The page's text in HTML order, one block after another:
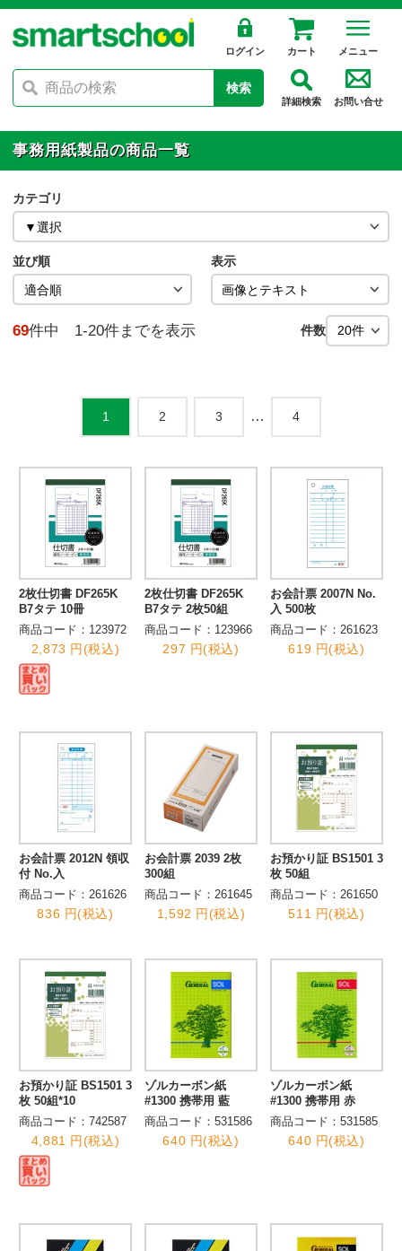
ログイン カート メニュー
検索
詳細検索 お問い合せ
事務用紙製品の商品一覧
カテゴリ
並び順 表示
69件中 1-20件までを表示 件数
1 2 3 … 4
2枚仕切書 DF265K
B7タテ 10冊
商品コード：123972
2,873 円(税込)
2枚仕切書 DF265K
B7タテ 2枚50組
商品コード：123966
297 円(税込)
お会計票 2007N No.
入 500枚
商品コード：261623
619 円(税込)
お会計票 2012N 領収
付 No.入
商品コード：261626
836 円(税込)
お会計票 2039 2枚
300組
商品コード：261645
1,592 円(税込)
お預かり証 BS1501 3
枚 50組
商品コード：261650
511 円(税込)
お預かり証 BS1501 3
枚 50組*10
商品コード：742587
4,881 円(税込)
ゾルカーボン紙
#1300 携帯用 藍
商品コード：531586
640 円(税込)
ゾルカーボン紙
#1300 携帯用 赤
商品コード：531585
640 円(税込)